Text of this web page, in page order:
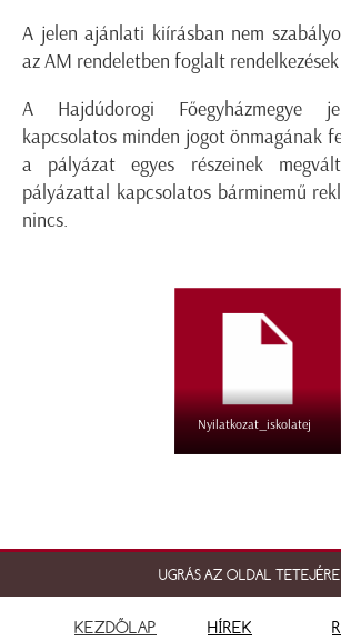
A jelen ajánlati kiírásban nem
az AM rendeletben foglalt
A Hajdúdorogi Főegyházmegye
kapcsolatos minden jogot önmagának
a pályázat egyes részeinek
pályázattal kapcsolatos bárminemű
nincs.
Nyilatkozat_iskolatej
UGRÁS AZ OLDAL TETEJÉRE
KEZDŐLAP HÍREK